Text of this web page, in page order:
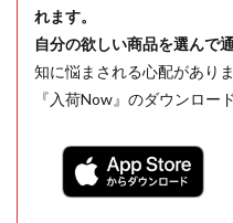
れます。
自分の欲しい商品を選んで
知に悩まされる心配がありま
『入荷Now』のダウンロー